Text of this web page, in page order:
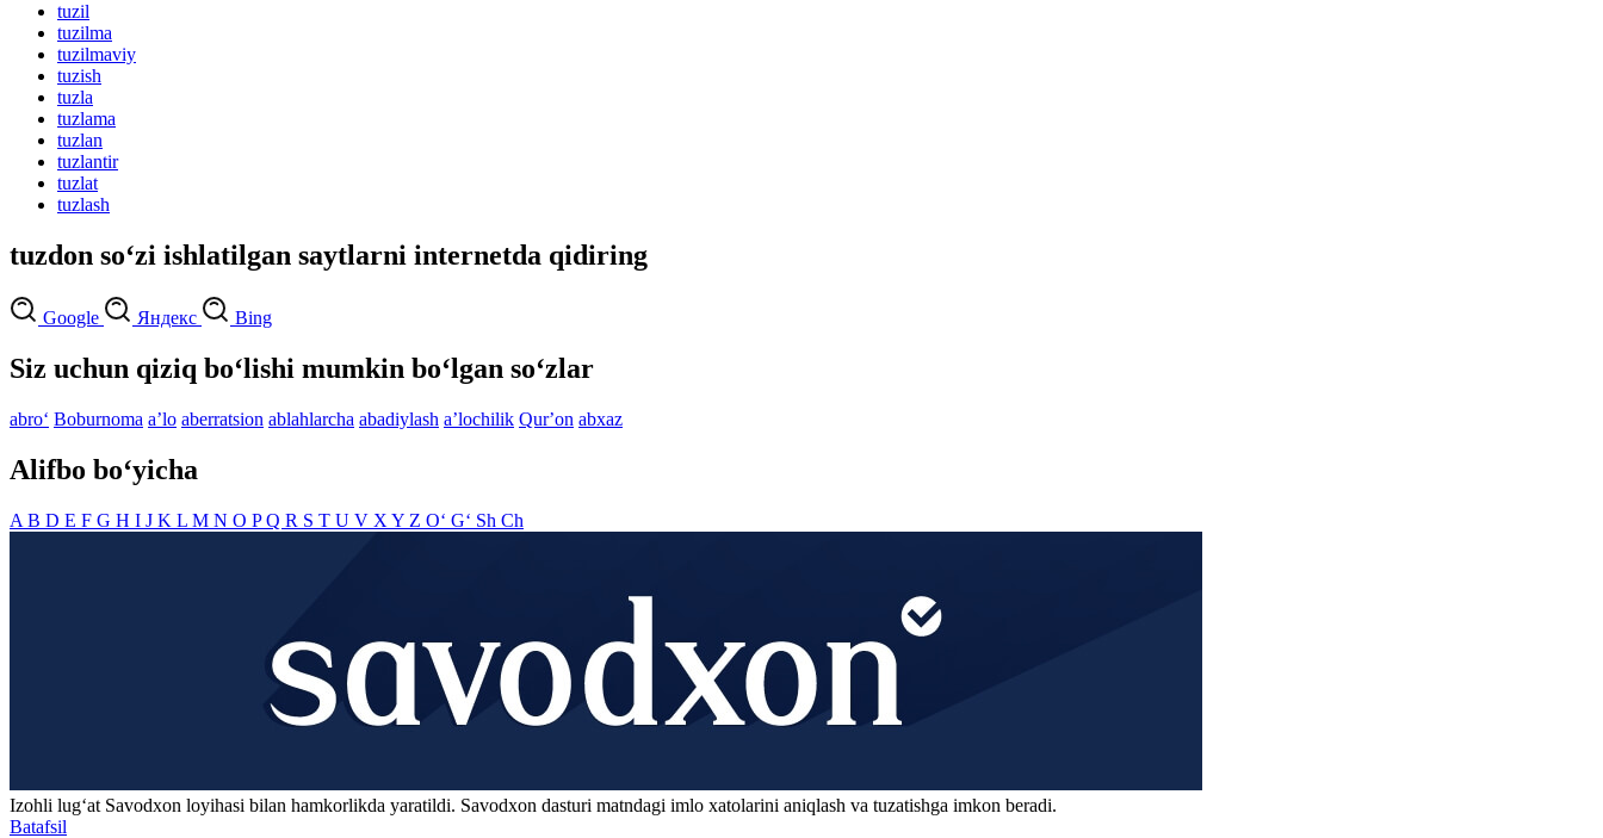
tuzil
tuzilma
tuzilmaviy
tuzish
tuzla
tuzlama
tuzlan
tuzlantir
tuzlat
tuzlash
tuzdon so‘zi ishlatilgan saytlarni internetda qidiring
Google Яндекс Bing
Siz uchun qiziq bo‘lishi mumkin bo‘lgan so‘zlar
abro‘ Boburnoma aʼlo aberratsion ablahlarcha abadiylash aʼlochilik Qurʼon abxaz
Alifbo bo‘yicha
A B D E F G H I J K L M N O PQ R S T U V X Y Z O‘ G‘ Sh Ch
Izohli lugʻat Savodxon loyihasi bilan hamkorlikda yaratildi. Savodxon dasturi matndagi imlo xatolarini aniqlash va tuzatishga imkon beradi.
Batafsil